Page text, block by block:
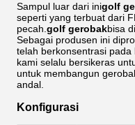
Sampul luar dari inigolf
seperti yang terbuat dari
pecah. golf gerobakbisa
Sebagai produsen ini
telah berkonsentrasi pada
kami selalu bersikeras
untuk membangun
andal.
Konfigurasi